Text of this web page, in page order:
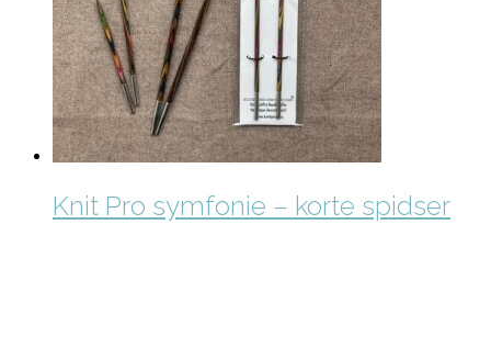
Knit Pro symfonie – korte spidser